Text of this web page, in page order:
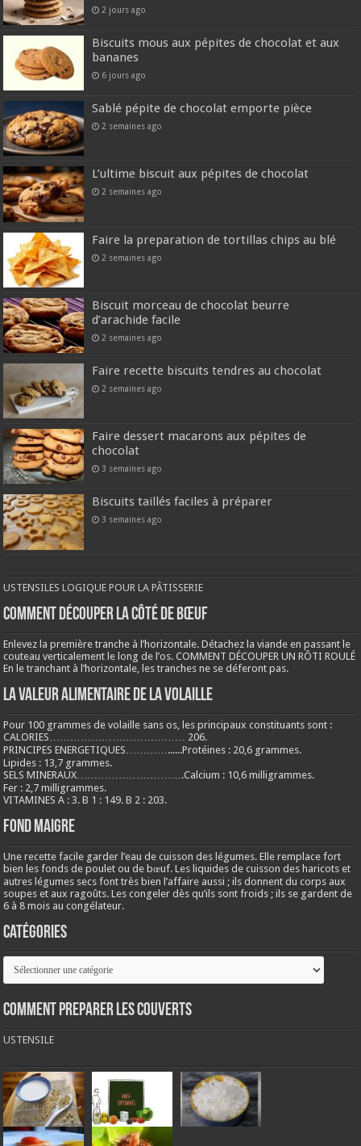
2 jours ago
Biscuits mous aux pépites de chocolat et aux
bananes
6 jours ago
Sablé pépite de chocolat emporte pièce
2 semaines ago
L’ultime biscuit aux pépites de chocolat
2 semaines ago
Faire la preparation de tortillas chips au blé
2 semaines ago
Biscuit morceau de chocolat beurre
d’arachide facile
2 semaines ago
Faire recette biscuits tendres au chocolat
2 semaines ago
Faire dessert macarons aux pépites de
chocolat
3 semaines ago
Biscuits taillés faciles à préparer
3 semaines ago
USTENSILES LOGIQUE POUR LA PÂTISSERIE
COMMENT DÉCOUPER LA CÔTÉ DE BŒUF
Enlevez la première tranche à l’horizontale. Détachez la viande en passant le
couteau verticalement le long de l’os. COMMENT DÉCOUPER UN RÔTI ROULÉ
En le tranchant à l’horizontale, les tranches ne se déferont pas.
LA VALEUR ALIMENTAIRE DE LA VOLAILLE
Pour 100 grammes de volaille sans os, les principaux constituants sont :
CALORIES………………………………… 206.
PRINCIPES ENERGETIQUES…………......Protéines : 20,6 grammes.
Lipides : 13,7 grammes.
SELS MINERAUX………………………….Calcium : 10,6 milligrammes.
Fer : 2,7 milligrammes.
VITAMINES A : 3. B 1 : 149. B 2 : 203.
Fond maigre
Une recette facile garder l’eau de cuisson des légumes. Elle remplace fort
bien les fonds de poulet ou de bœuf. Les liquides de cuisson des haricots et
autres légumes secs font très bien l’affaire aussi ; ils donnent du corps aux
soupes et aux ragoûts. Les congeler dès qu’ils sont froids ; ils se gardent de
6 à 8 mois au congélateur.
Catégories
Catégories
COMMENT PREPARER LES COUVERTS
USTENSILE